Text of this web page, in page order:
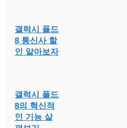
갤럭시 폴드
8 통신사 할
인 알아보자
갤럭시 폴드
8의 혁신적
인 기능 살